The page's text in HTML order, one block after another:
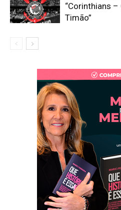
“Corinthians
Timão”